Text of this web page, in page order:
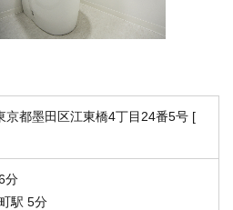
京都墨田区江東橋4丁目24番5号 [
分
駅 5分